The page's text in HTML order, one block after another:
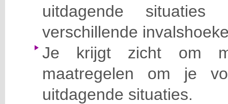
uitdagende
verschillende
Je krijgt zicht om
maatregelen om je
uitdagende situaties.